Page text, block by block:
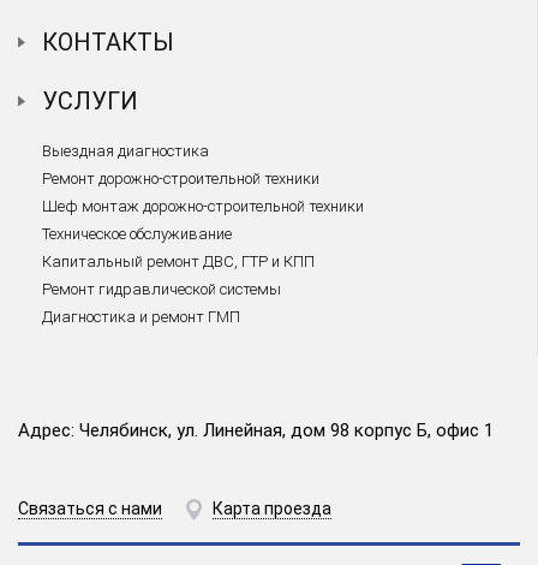
КОНТАКТЫ
УСЛУГИ
Выездная диагностика
Ремонт дорожно-строительной техники
Шеф монтаж дорожно-строительной техники
Техническое обслуживание
Капитальный ремонт ДВС, ГТР и КПП
Ремонт гидравлической системы
Диагностика и ремонт ГМП
Адрес: Челябинск, ул. Линейная, дом 98 корпус Б, офис 1
Связаться с нами Карта проезда